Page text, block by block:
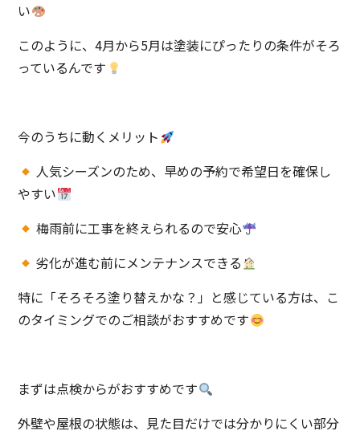
い
このように、4月から5月は塗装にぴったりの条件がそろ
っているんです
今のうちに動くメリット
人気シーズンのため、早めの予約で希望日を確保し
やすい
梅雨前に工事を終えられるので安心
劣化が進む前にメンテナンスできる
特に「そろそろ塗り替えかな？」と感じている方は、こ
のタイミングでのご相談がおすすめです
まずは点検からがおすすめです
外壁や屋根の状態は、見た目だけでは分かりにくい部分